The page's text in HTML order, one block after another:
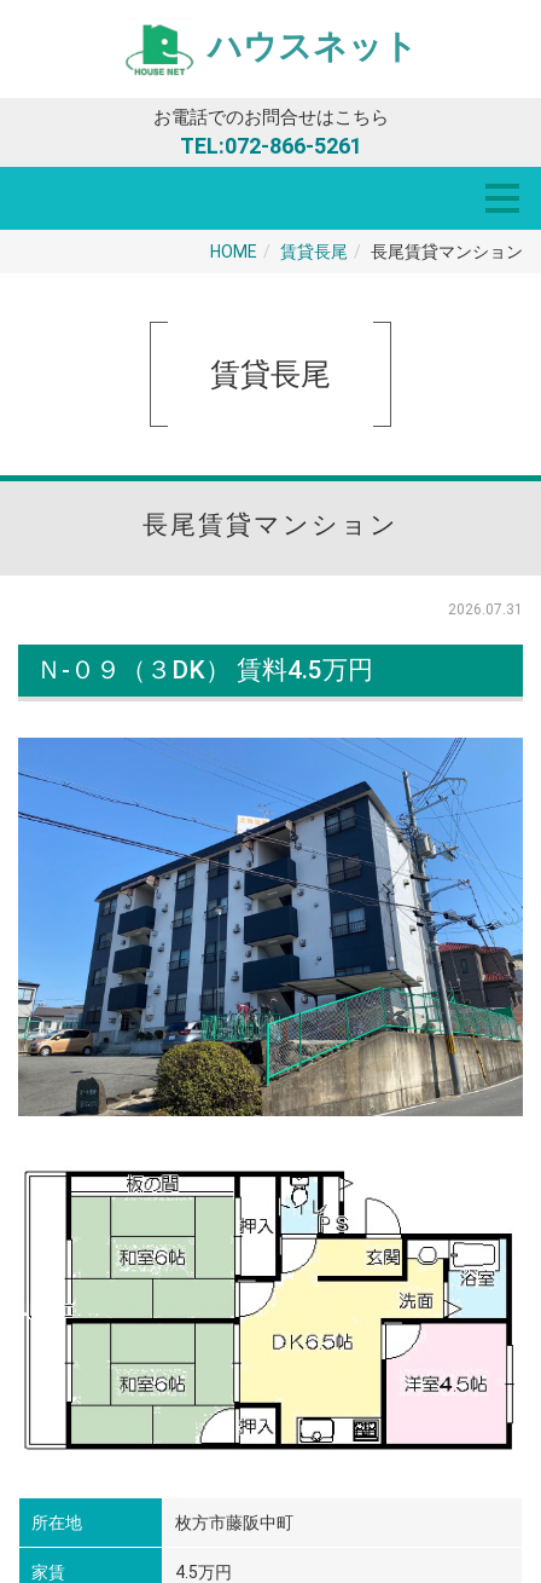
ハウスネット
お電話でのお問合せはこちら
TEL:072-866-5261
HOME 賃貸長尾 長尾賃貸マンション
賃貸長尾
長尾賃貸マンション
2026.07.31
Ｎ-０９（３DK） 賃料4.5万円
所在地 枚方市藤阪中町
家賃 4.5万円